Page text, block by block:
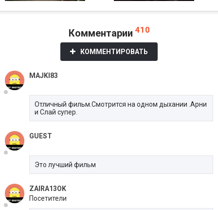
Комментарии 410
КОММЕНТИРОВАТЬ
MAJKI83
Отличный фильм.Смотрится на одном дыхании .Арни
и Слай супер.
GUEST
Это лучший фильм
ZAIRA13OK
Посетители